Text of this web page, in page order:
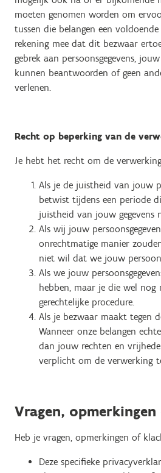
moeten genomen worden om
tussen die belangen een
rekening mee dat dit bezwaar
gebrek aan persoonsgegevens,
kunnen beantwoorden of geen
verlenen.
Recht op beperking van de
Je hebt het recht om de
Als je de juistheid van jouw
betwist tijdens een periode
juistheid van jouw gegevens
Als wij jouw
onrechtmatige manier
niet wil dat we jouw
Als we jouw
hebben, maar je die wel
gerechtelijke procedure.
Als je bezwaar maakt tegen
Wanneer onze belangen
dan jouw rechten en
verplicht om de verwerking
Vragen,
Heb je vragen, opmerkingen of
Deze specifieke